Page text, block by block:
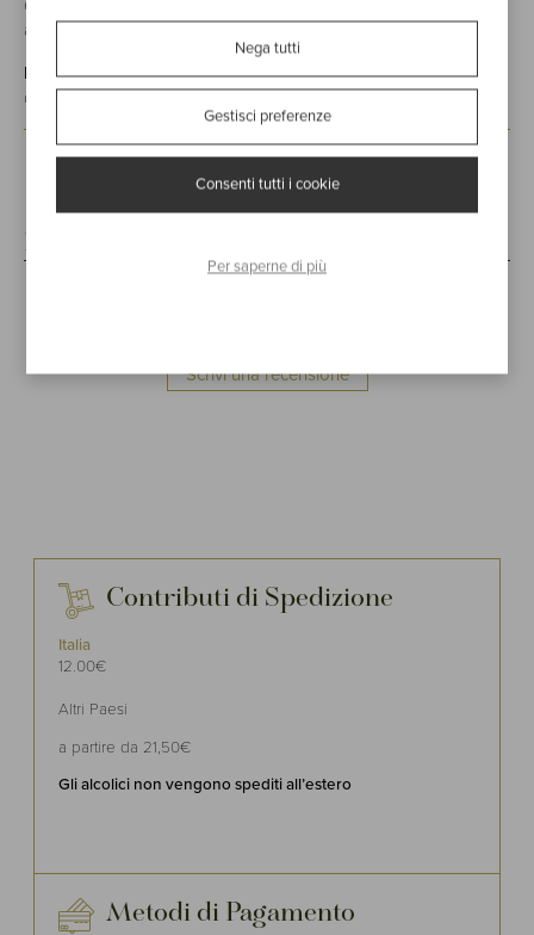
e seducente, gusto ampio e delicato, dotato di un finale
appagante e persistente.
INVECCHIAMENTO:totale 36 mesi in piccole botti di rovere
da 500 litri.
Recensioni
Scrivi una recensione
Contributi di Spedizione
Italia
12.00€
Altri Paesi
a partire da 21,50€
Gli alcolici non vengono spediti all’estero
Metodi di Pagamento
Nega tutti
Gestisci preferenze
Consenti tutti i cookie
Per saperne di più